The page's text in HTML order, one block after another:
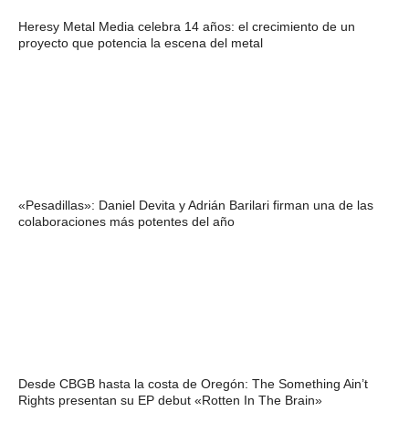
Heresy Metal Media celebra 14 años: el crecimiento de un
proyecto que potencia la escena del metal
«Pesadillas»: Daniel Devita y Adrián Barilari firman una de las
colaboraciones más potentes del año
Desde CBGB hasta la costa de Oregón: The Something Ain’t
Rights presentan su EP debut «Rotten In The Brain»